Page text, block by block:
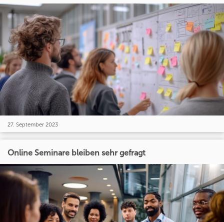
27. September 2023
Online Seminare bleiben sehr gefragt